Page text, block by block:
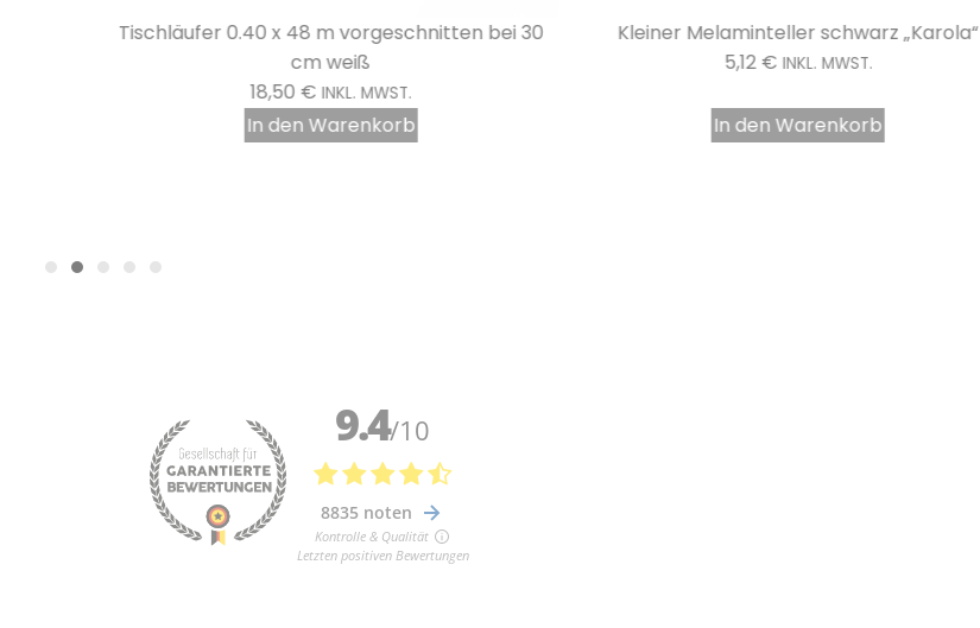
Tischläufer 0.40 x 48 m vorgeschnitten bei 30
cm weiß
18,50 € INKL. MWST.
In den Warenkorb
Kleiner Melaminteller schwarz „Karola“
5,12€ INKL. MWST.
In den Warenkorb